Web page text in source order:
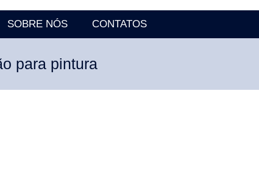
SOBRE NÓS CONTATOS
para pintura